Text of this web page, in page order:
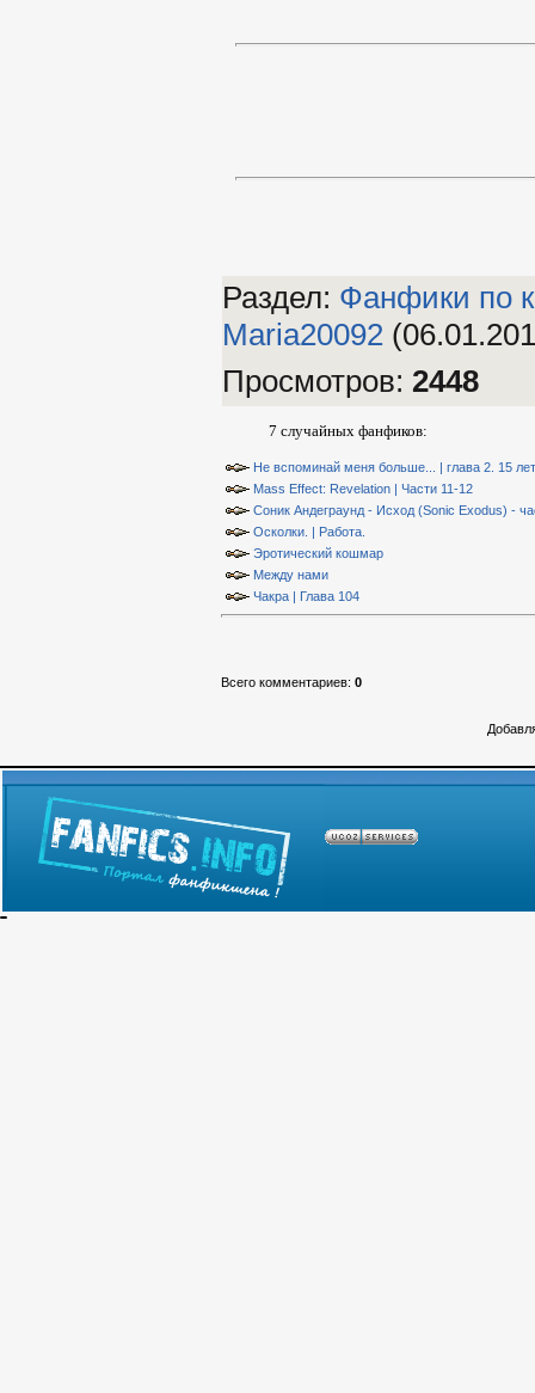
Раздел: Фанфики по
Maria20092
Просмотров: 2448
7 случайных фанфиков:
Не вспоминай меня больше... | глава 2. 15
Mass Effect: Revelation | Части 11-12
Соник Андеграунд - Исход (Sonic Exodus) -
Осколки. | Работа.
Эротический кошмар
Между нами
Чакра | Глава 104
Всего комментариев: 0